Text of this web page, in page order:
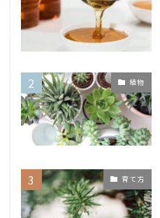
植物
育て方